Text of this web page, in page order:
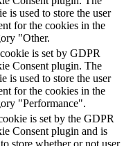
is used to store the user
for the cookies in the
"Other.
is set by GDPR
Consent plugin. The
is used to store the user
for the cookies in the
"Performance".
is set by the GDPR
Consent plugin and is
store whether or not user